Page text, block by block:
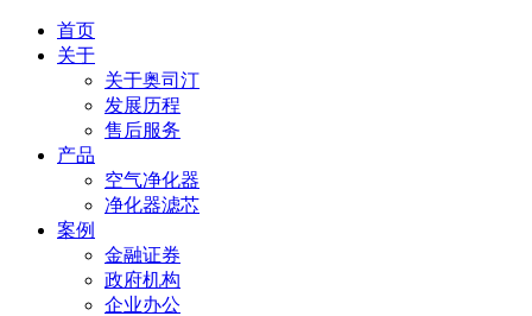
首页
关于
关于奥司汀
发展历程
售后服务
产品
空气净化器
净化器滤芯
案例
金融证券
政府机构
企业办公